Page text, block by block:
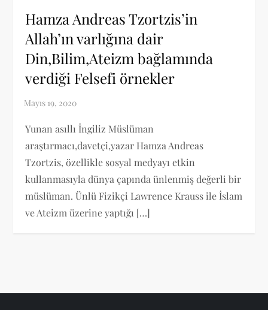
Hamza Andreas Tzortzis’in
Allah’ın varlığına dair
Din,Bilim,Ateizm bağlamında
verdiği Felsefi örnekler
Yunan asıllı İngiliz Müslüman
araştırmacı,davetçi,yazar Hamza Andreas
Tzortzis, özellikle sosyal medyayı etkin
kullanmasıyla dünya çapında ünlenmiş değerli bir
müslüman. Ünlü Fizikçi Lawrence Krauss ile İslam
ve Ateizm üzerine yaptığı […]